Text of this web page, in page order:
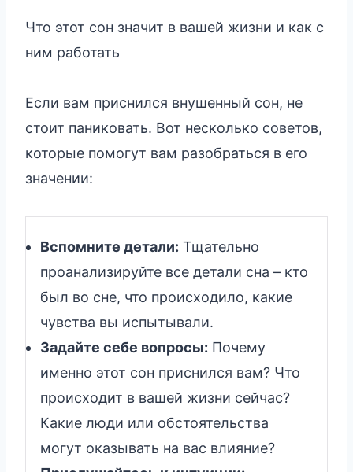
Что этот сон значит в вашей жизни и как с
ним работать
Если вам приснился внушенный сон, не
стоит паниковать. Вот несколько советов,
которые помогут вам разобраться в его
значении:
Вспомните детали: Тщательно
проанализируйте все детали сна – кто
был во сне, что происходило, какие
чувства вы испытывали.
Задайте себе вопросы: Почему
именно этот сон приснился вам? Что
происходит в вашей жизни сейчас?
Какие люди или обстоятельства
могут оказывать на вас влияние?